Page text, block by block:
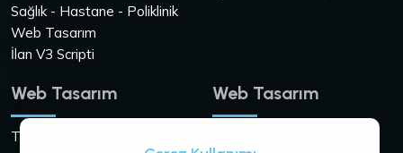
Sağlık - Hastane - Poliklinik
Web Tasarım
İlan V3 Scripti
Web Tasarım
Temizlik ve İlaçlama Firması
Web Tasarım